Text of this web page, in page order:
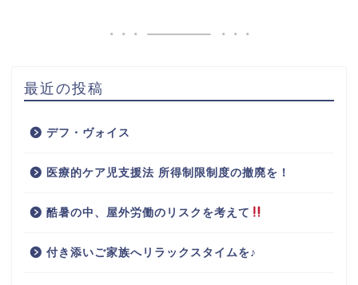
最近の投稿
デフ・ヴォイス
医療的ケア児支援法 所得制限制度の撤廃を！
酷暑の中、屋外労働のリスクを考えて
付き添いご家族へリラックスタイムを♪